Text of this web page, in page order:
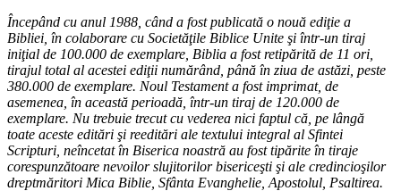
Începând cu anul 1988, când a fost publicată o nouă ediţie a
Bibliei, în colaborare cu Societăţile Biblice Unite şi într-un tiraj
iniţial de 100.000 de exemplare, Biblia a fost retipărită de 11 ori,
tirajul total al acestei ediţii numărând, până în ziua de astăzi, peste
380.000 de exemplare. Noul Testament a fost imprimat, de
asemenea, în această perioadă, într-un tiraj de 120.000 de
exemplare. Nu trebuie trecut cu vederea nici faptul că, pe lângă
toate aceste editări şi reeditări ale textului integral al Sfintei
Scripturi, neîncetat în Biserica noastră au fost tipărite în tiraje
corespunzătoare nevoilor slujitorilor bisericeşti şi ale credincioşilor
dreptmăritori Mica Biblie, Sfânta Evanghelie, Apostolul, Psaltirea.